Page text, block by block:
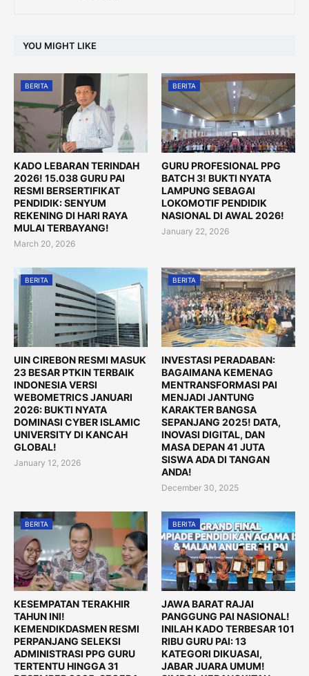
YOU MIGHT LIKE
BERITA
KADO LEBARAN TERINDAH
2026! 15.038 GURU PAI
RESMI BERSERTIFIKAT
PENDIDIK: SENYUM
REKENING DI HARI RAYA
MULAI TERBAYANG!
March 20, 2026
BERITA
GURU PROFESIONAL PPG
BATCH 3! BUKTI NYATA
LAMPUNG SEBAGAI
LOKOMOTIF PENDIDIK
NASIONAL DI AWAL 2026!
January 22, 2026
BERITA
UIN CIREBON RESMI MASUK
23 BESAR PTKIN TERBAIK
INDONESIA VERSI
WEBOMETRICS JANUARI
2026: BUKTI NYATA
DOMINASI CYBER ISLAMIC
UNIVERSITY DI KANCAH
GLOBAL!
January 12, 2026
BERITA
INVESTASI PERADABAN:
BAGAIMANA KEMENAG
MENTRANSFORMASI PAI
MENJADI JANTUNG
KARAKTER BANGSA
SEPANJANG 2025! DATA,
INOVASI DIGITAL, DAN
MASA DEPAN 41 JUTA
SISWA ADA DI TANGAN
ANDA!
December 30, 2025
BERITA
KESEMPATAN TERAKHIR
TAHUN INI!
KEMENDIKDASMEN RESMI
PERPANJANG SELEKSI
ADMINISTRASI PPG GURU
TERTENTU HINGGA 31
BERITA
JAWA BARAT RAJAI
PANGGUNG PAI NASIONAL!
INILAH KADO TERBESAR 101
RIBU GURU PAI: 13
KATEGORI DIKUASAI,
JABAR JUARA UMUM!